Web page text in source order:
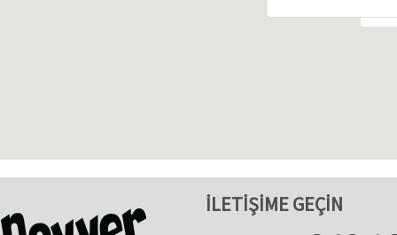
İLETİŞİME GEÇİN